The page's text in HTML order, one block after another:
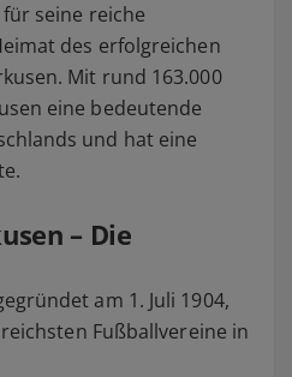
seine reiche
des erfolgreichen
Mit rund 163.000
eine bedeutende
und hat eine
– Die
am 1. Juli 1904,
Fußballvereine in